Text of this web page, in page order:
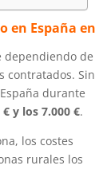
en España en
dependiendo de
contratados. Sin
durante
€ y los 7.000 €.
los costes
rurales los